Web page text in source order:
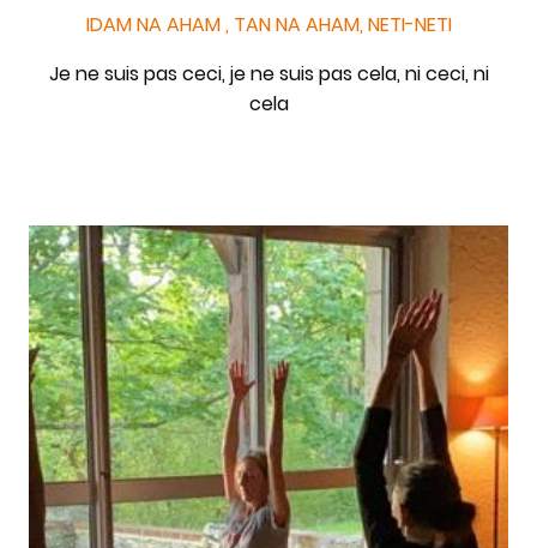
IDAM NA AHAM , TAN NA AHAM, NETI-NETI
Je ne suis pas ceci, je ne suis pas cela, ni ceci, ni
cela